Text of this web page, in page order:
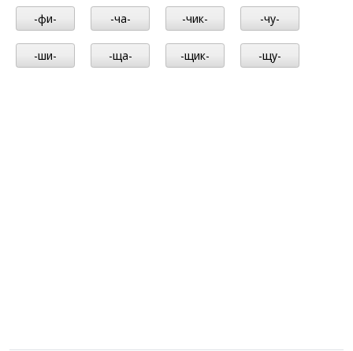
-фи- -ча- -чик- -чу-
-ши- -ща- -щик- -щу-